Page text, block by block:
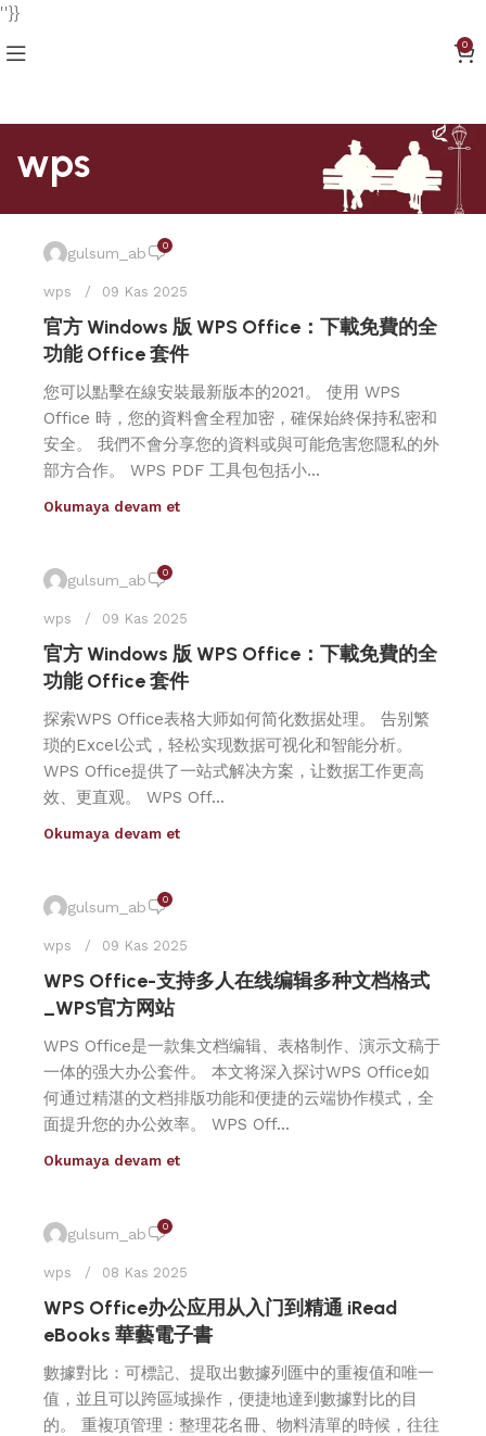
''}}
0
wps
gulsum_ab 0
wps 09 Kas 2025
官方 Windows 版 WPS Office：下載免費的全
功能 Office 套件
您可以點擊在線安裝最新版本的2021。 使用 WPS
Office 時，您的資料會全程加密，確保始終保持私密和
安全。 我們不會分享您的資料或與可能危害您隱私的外
部方合作。 WPS PDF 工具包包括小...
Okumaya devam et
gulsum_ab 0
wps 09 Kas 2025
官方 Windows 版 WPS Office：下載免費的全
功能 Office 套件
探索WPS Office表格大师如何简化数据处理。 告别繁
琐的Excel公式，轻松实现数据可视化和智能分析。
WPS Office提供了一站式解决方案，让数据工作更高
效、更直观。 WPS Off...
Okumaya devam et
gulsum_ab 0
wps 09 Kas 2025
WPS Office-支持多人在线编辑多种文档格式
_WPS官方网站
WPS Office是一款集文档编辑、表格制作、演示文稿于
一体的强大办公套件。 本文将深入探讨WPS Office如
何通过精湛的文档排版功能和便捷的云端协作模式，全
面提升您的办公效率。 WPS Off...
Okumaya devam et
gulsum_ab 0
wps 08 Kas 2025
WPS Office办公应用从入门到精通 iRead
eBooks 華藝電子書
數據對比：可標記、提取出數據列匯中的重複值和唯一
值，並且可以跨區域操作，便捷地達到數據對比的目
的。 重複項管理：整理花名冊、物料清單的時候，往往